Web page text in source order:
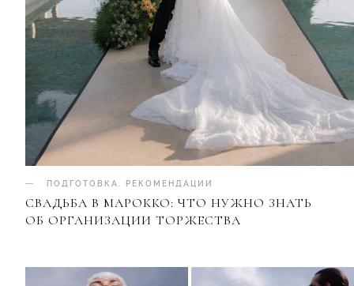
ПОДГОТОВКА РЕКОМЕНДАЦИИ
СВАДЬБА В МАРОККО: ЧТО НУЖНО ЗНАТЬ
ОБ ОРГАНИЗАЦИИ ТОРЖЕСТВА